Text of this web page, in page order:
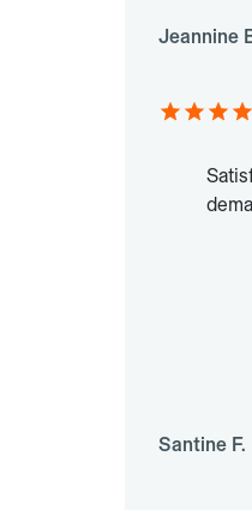
Jeannine
Santine F.